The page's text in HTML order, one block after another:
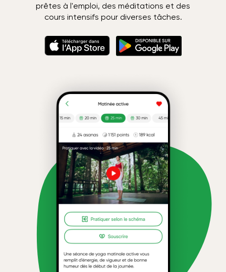
prêtes à l'emploi, des méditations et des
cours intensifs pour diverses tâches.